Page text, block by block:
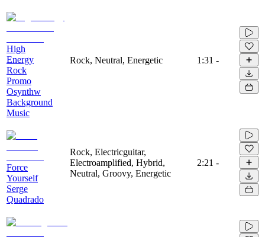
High
Energy
Rock
Promo
Osynthw
Background
Music
Rock, Neutral, Energetic 1:31 -
Force
Yourself
Serge
Quadrado
Rock, Electricguitar,
Electroamplified, Hybrid,
Neutral, Groovy, Energetic
2:21 -